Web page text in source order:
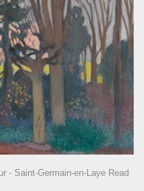
- Saint-Germain-en-Laye Read